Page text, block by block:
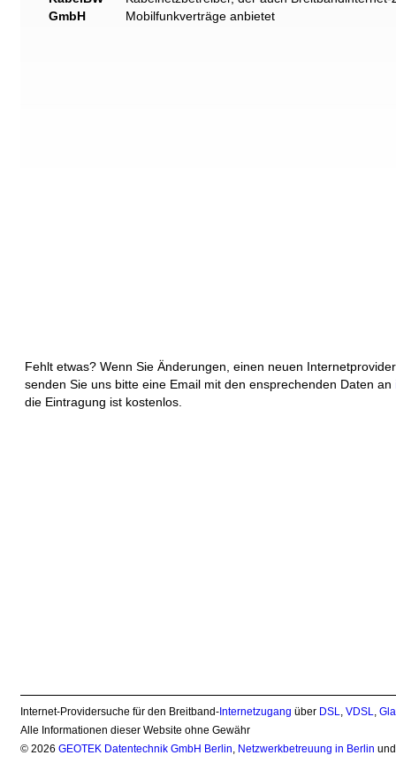
GmbH
Mobilfunkverträge anbietet
Fehlt etwas? Wenn Sie Änderungen, einen neuen
senden Sie uns bitte eine Email mit den ensprechenden Daten an
die Eintragung ist kostenlos.
Internet-Providersuche für den Breitband- Internetzugang über DSL,VDSL,
Alle Informationen dieser Website ohne Gewähr
© 2026GEOTEK Datentechnik GmbH Berlin, Netzwerkbetreuung in Berlin